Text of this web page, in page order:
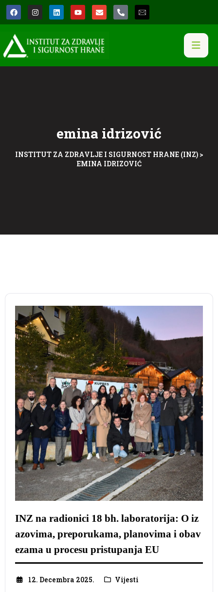
emina idrizović
INSTITUT ZA ZDRAVLJE I SIGURNOST HRANE (INZ)>
EMINA IDRIZOVIĆ
INZ na radionici 18 bh. laboratorija: O iz
azovima, preporukama, planovima i obav
ezama u procesu pristupanja EU
12. Decembra 2025. Vijesti